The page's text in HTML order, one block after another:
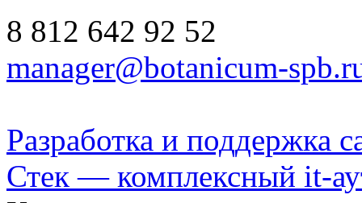
8 812 642 92 52
manager@botanicum-
Разработка и поддержка
Стек — комплексный it-